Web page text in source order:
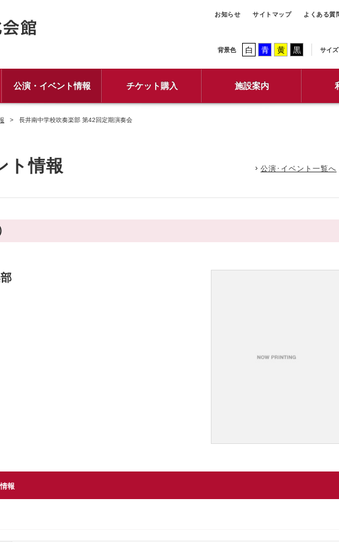
お知らせ サイトマップ よくある質
背景色 白 青 黄 黒 サイズ
公演・イベント情報 チケット購入 施設案内
長井南中学校吹奏楽部 第42回定期演奏会
ト情報 公演･イベント一覧へ
報